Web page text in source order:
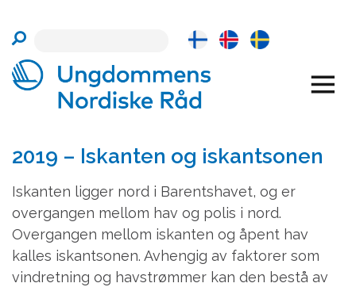
2019 – Iskanten og iskantsonen
Iskanten ligger nord i Barentshavet, og er
overgangen mellom hav og polis i nord.
Overgangen mellom iskanten og åpent hav
kalles iskantsonen. Avhengig av faktorer som
vindretning og havstrømmer kan den bestå av